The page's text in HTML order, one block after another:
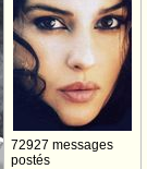
72927 messages
postés